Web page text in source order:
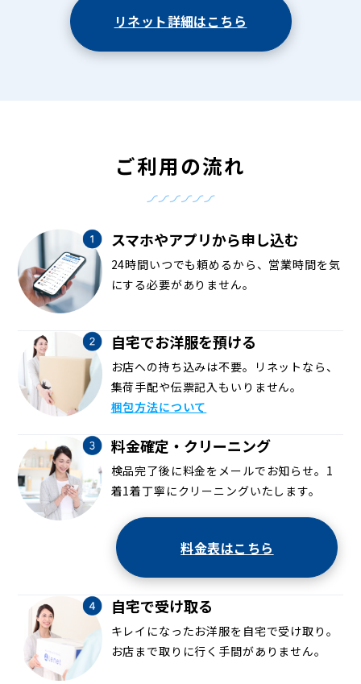
リネット詳細はこちら
ご利用の流れ
スマホやアプリから申し込む
24時間いつでも頼めるから、営業時間を気
にする必要がありません。
自宅でお洋服を預ける
お店への持ち込みは不要。リネットなら、
集荷手配や伝票記入もいりません。
梱包方法について
料金確定・クリーニング
検品完了後に料金をメールでお知らせ。1
着1着丁寧にクリーニングいたします。
料金表はこちら
自宅で受け取る
キレイになったお洋服を自宅で受け取り。
お店まで取りに行く手間がありません。